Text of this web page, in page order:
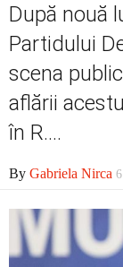
Externe
Social
Economic
Contact
După nouă
Partidului
scena
aflării
în R....
By Gabriela Nirca